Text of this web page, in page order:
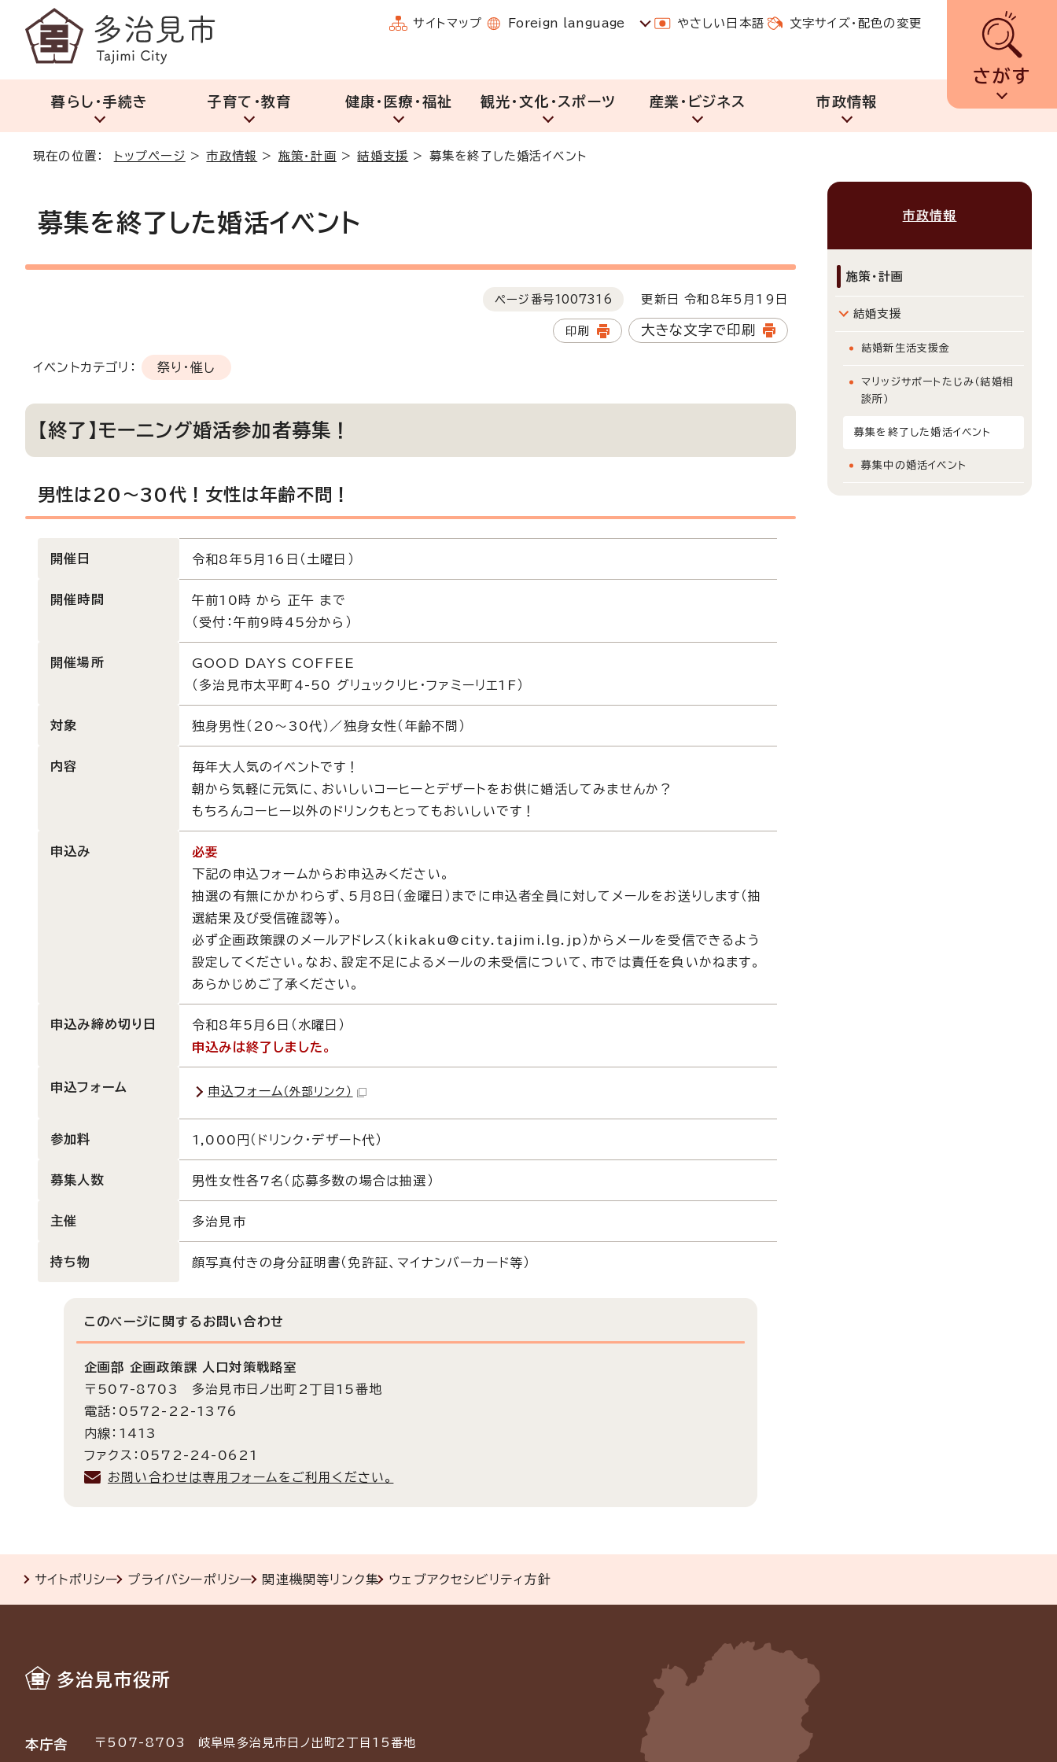
サイトマップ Foreign language やさしい日本語 文字サイズ・配色の変更
さがす
暮らし・手続き 子育て・教育 健康・医療・福祉 観光・文化・スポーツ 産業・ビジネス 市政情報
現在の位置： トップページ >市政情報 > 施策・計画 >結婚支援 > 募集を終了した婚活イベント
募集を終了した婚活イベント
ページ番号1007316 更新日 令和8年5月19日
印刷 大きな文字で印刷
イベントカテゴリ： 祭り・催し
【終了】モーニング婚活参加者募集！
男性は20～30代！女性は年齢不問！
開催日 令和8年5月16日（土曜日）
開催時間
午前10時 から 正午 まで
（受付：午前9時45分から）
開催場所
GOOD DAYS COFFEE
（多治見市太平町4-50 グリュックリヒ・ファミーリエ1F）
対象 独身男性（20～30代）／独身女性（年齢不問）
内容
毎年大人気のイベントです！
朝から気軽に元気に、おいしいコーヒーとデザートをお供に婚活してみませんか？
もちろんコーヒー以外のドリンクもとってもおいしいです！
申込み
必要
下記の申込フォームからお申込みください。
抽選の有無にかかわらず、5月8日（金曜日）までに申込者全員に対してメールをお送りします（抽
選結果及び受信確認等）。
必ず企画政策課のメールアドレス（kikaku@city.tajimi.lg.jp）からメールを受信できるよう
設定してください。なお、設定不足によるメールの未受信について、市では責任を負いかねます。
あらかじめご了承ください。
申込み締め切り日
令和8年5月6日（水曜日）
申込みは終了しました。
申込フォーム 申込フォーム （外部リンク）
参加料 1,000円（ドリンク・デザート代）
募集人数 男性女性各7名（応募多数の場合は抽選）
主催 多治見市
持ち物 顔写真付きの身分証明書（免許証、マイナンバーカード等）
このページに関する お問い合わせ
企画部 企画政策課 人口対策戦略室
〒507-8703 多治見市日ノ出町2丁目15番地
電話：0572-22-1376
内線：1413
ファクス：0572-24-0621
お問い合わせは専用フォームをご利用ください。
市政情報
施策・計画
結婚支援
結婚新生活支援金
マリッジサポートたじみ（結婚相
談所）
募集を終了した婚活イベント
募集中の婚活イベント
サイトポリシー プライバシーポリシー 関連機関等リンク集 ウェブアクセシビリティ方針
多治見市役所
本庁舎 〒507-8703 岐阜県多治見市日ノ出町2丁目15番地